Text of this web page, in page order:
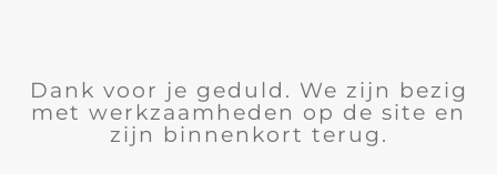
Dank voor je geduld. We zijn bezig
met werkzaamheden op de site en
zijn binnenkort terug.